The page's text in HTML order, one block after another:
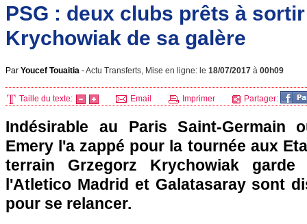
PSG : deux clubs prêts à
Krychowiak de sa galère
Par Youcef Touaitia -Actu Transferts, Mise en ligne: le 18/07/2017 à 00h09
Taille du texte: Email Imprimer Partager:
Indésirable au Paris Saint-Germain
Emery l'a zappé pour la tournée aux
terrain Grzegorz Krychowiak
l'Atletico Madrid et Galatasaray sont
pour se relancer.